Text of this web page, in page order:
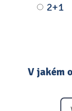
2+1
V jakém